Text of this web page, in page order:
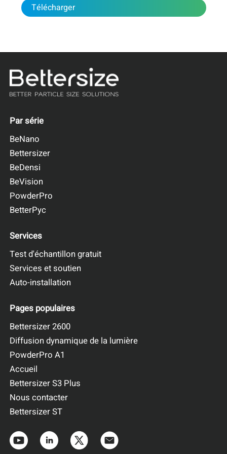
Télécharger
Par série
BeNano
Bettersizer
BeDensi
BeVision
PowderPro
BetterPyc
Services
Test d'échantillon gratuit
Services et soutien
Auto-installation
Pages populaires
Bettersizer 2600
Diffusion dynamique de la lumière
PowderPro A1
Accueil
Bettersizer S3 Plus
Nous contacter
Bettersizer ST